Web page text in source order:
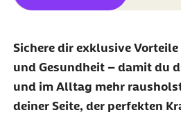
Sichere dir exklusive
und Gesundheit – damit du
und im Alltag mehr
deiner Seite, der perfekten